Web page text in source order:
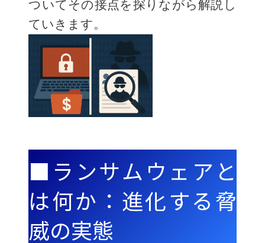
ついてその接点を探りながら解説し
ていきます。
■ランサムウェアと
は何か：進化する脅
威の実態